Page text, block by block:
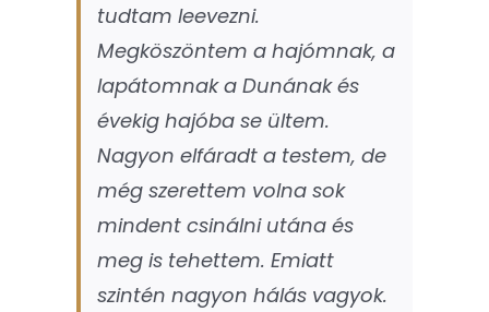
tudtam leevezni.
Megköszöntem a hajómnak, a
lapátomnak a Dunának és
évekig hajóba se ültem.
Nagyon elfáradt a testem, de
még szerettem volna sok
mindent csinálni utána és
meg is tehettem. Emiatt
szintén nagyon hálás vagyok.